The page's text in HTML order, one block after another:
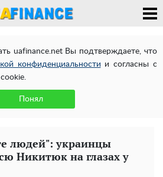
uafinance.net Вы подтверждаете, что
конфиденциальности и согласны с
Понял
людей": украинцы
Никитюк на глазах у